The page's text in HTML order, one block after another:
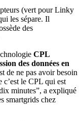
(vert pour Linky
les sépare. Il
des
CPL
des données en
de ne pas avoir besoin
c’est le CPL qui est
minutes”, a expliqué
smartgrids chez